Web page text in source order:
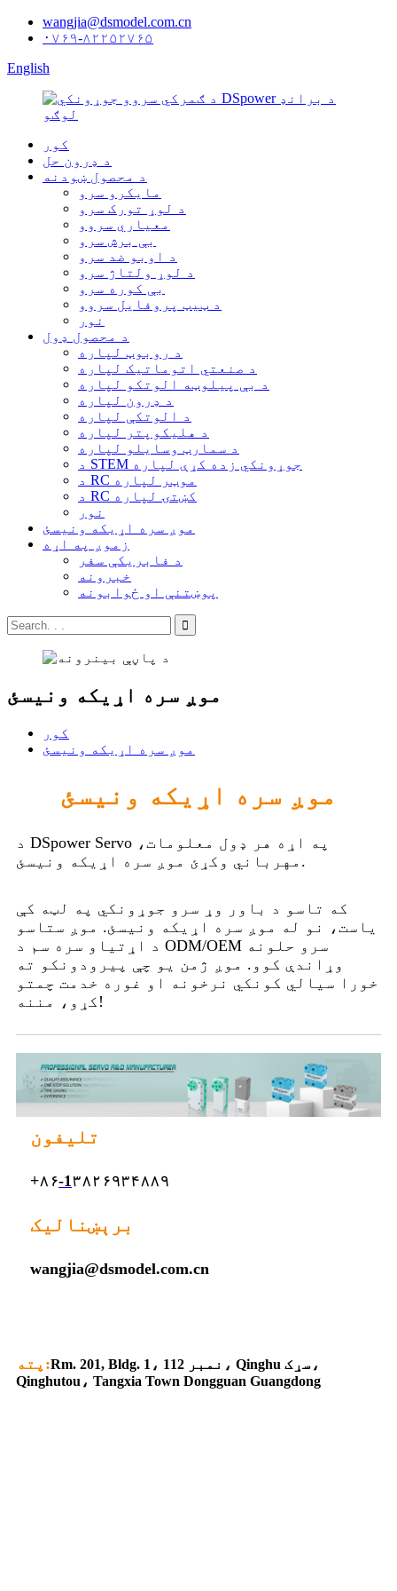
wangjia@dsmodel.com.cn
۰۷۶۹-۸۲۲۵۲۷۶۵
English
کور
د ډرون حل
د محصول ښودنه
مایکرو سرو
د لوړ تورک سرو
معیاري سروو
بې برش سرو
د اوبو ضد سرو
د لوړ ولتاژ سرو
بې کوره سرو
د ټیټ پروفایل سروو
نور
د محصول ډول
د روبوټ لپاره
د صنعتي اتوماتیک لپاره
د بې پیلوټه الوتکو لپاره
د ډرون لپاره
د الوتکې لپاره
د هلیکوپتر لپاره
د سمارټ وسایلو لپاره
د STEM جوړونکي زده کړې لپاره
د RC موټر لپاره
د RC کښتۍ لپاره
نور
موږ سره اړیکه ونیسئ
زموږ په اړه
د فابریکې سفر
خبرونه
پوښتنې او ځوابونه
موږ سره اړیکه ونیسئ
کور
موږ سره اړیکه ونیسئ
موږ سره اړیکه ونیسئ
د DSpower Servo په اړه هر ډول معلومات،
مهرباني وکړئ موږ سره اړیکه ونیسئ.
که تاسو د باور وړ سرو جوړونکي په لټه کې
یاست، نو له موږ سره اړیکه ونیسئ. موږ ستاسو
د اړتیاو سره سم د ODM/OEM سرو حلونه
وړاندې کوو. موږ ژمن یو چې پیرودونکو ته
خورا سیالي کونکي نرخونه او غوره خدمت چمتو
کړو، مننه!
تلیفون
+۸۶-1 ۳۸۲۶۹۳۴۸۸۹
برېښنالیک
wangjia@dsmodel.com.cn
پته:Rm. 201, Bldg. 1، نمبر 112، Qinghu سړک،
Qinghutou، Tangxia Town Dongguan Guangdong